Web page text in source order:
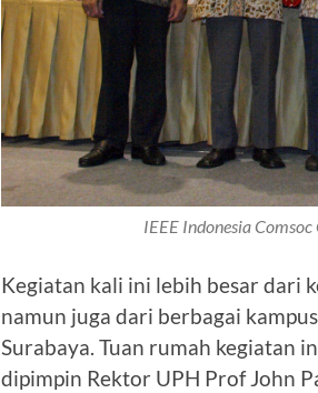
IEEE Indonesia
Kegiatan kali ini lebih besar dari
namun juga dari berbagai
Surabaya. Tuan rumah kegiatan
dipimpin Rektor UPH Prof John